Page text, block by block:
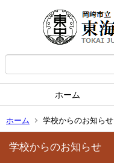
ホーム
ホーム 学校からのお知らせ
学校からのお知らせ